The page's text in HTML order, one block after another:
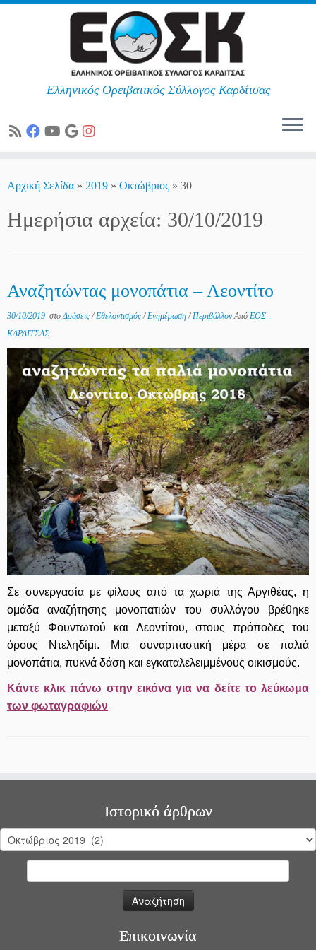
Ελληνικός Ορειβατικός Σύλλογος Καρδίτσας
Αρχική Σελίδα » 2019 » Οκτώβριος » 30
Ημερήσια αρχεία: 30/10/2019
Αναζητώντας μονοπάτια – Λεοντίτο
30/10/2019 στοΔράσεις/Εθελοντισμός/Ενημέρωση/ΠεριβάλλονΑπό ΕΟΣ
ΚΑΡΔΙΤΣΑΣ
Σε συνεργασία με φίλους από τα χωριά της Αργιθέας, η
ομάδα αναζήτησης μονοπατιών του συλλόγου βρέθηκε
μεταξύ Φουντωτού και Λεοντίτου, στους πρόποδες του
όρους Ντεληδίμι. Μια συναρπαστική μέρα σε παλιά
μονοπάτια, πυκνά δάση και εγκαταλελειμμένους οικισμούς.
Κάντε κλικ πάνω στην εικόνα για να δείτε το λεύκωμα
των φωταγραφιών
Ιστορικό άρθρων
Ιστορικό
άρθρων
Επικοινωνία